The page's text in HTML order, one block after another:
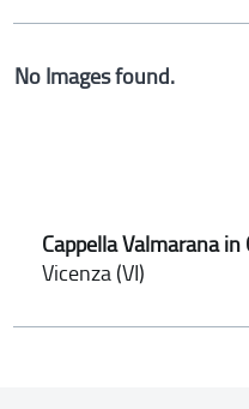
No Images found.
Cappella Valmarana
Vicenza (VI)